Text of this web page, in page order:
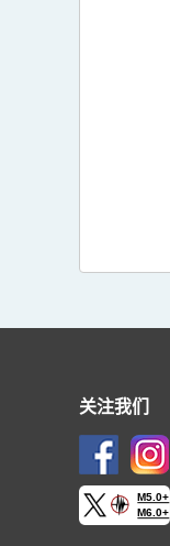
关注我们
M5.0+
M6.0+